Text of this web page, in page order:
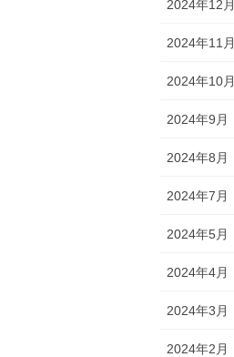
2024年12月
2024年11月
2024年10月
2024年9月
2024年8月
2024年7月
2024年5月
2024年4月
2024年3月
2024年2月